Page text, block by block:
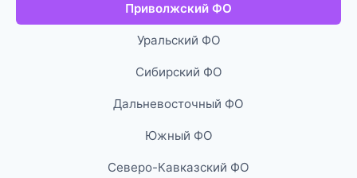
Приволжский ФО
Уральский ФО
Сибирский ФО
Дальневосточный ФО
Южный ФО
Северо-Кавказский ФО